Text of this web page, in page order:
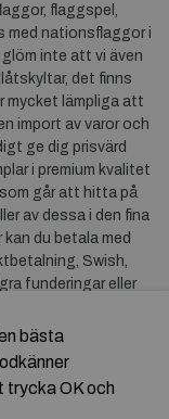
flaggspel,
med nationsflaggor i
inte att vi även
det finns
mycket lämpliga att
import av varor och
ge dig prisvärd
i premium kvalitet
går att hitta på
av dessa i den fina
kan du betala med
Swish,
funderingar eller
duklicka här
bästa
trycka OK och